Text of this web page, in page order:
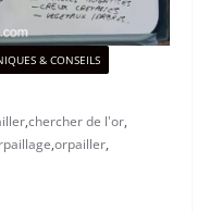
& CONSEILS
,chercher de l'or,
,orpailler,